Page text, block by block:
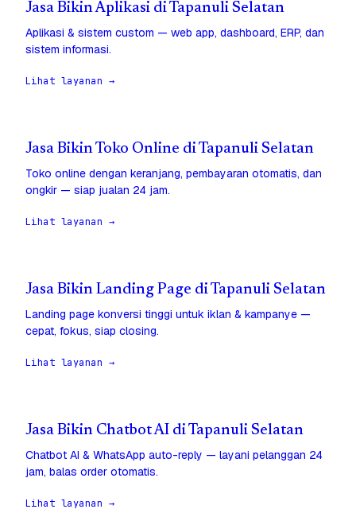
Jasa Bikin Aplikasi di Tapanuli Selatan
Aplikasi & sistem custom — web app, dashboard, ERP, dan
sistem informasi.
Lihat layanan →
Jasa Bikin Toko Online di Tapanuli Selatan
Toko online dengan keranjang, pembayaran otomatis, dan
ongkir — siap jualan 24 jam.
Lihat layanan →
Jasa Bikin Landing Page di Tapanuli Selatan
Landing page konversi tinggi untuk iklan & kampanye —
cepat, fokus, siap closing.
Lihat layanan →
Jasa Bikin Chatbot AI di Tapanuli Selatan
Chatbot AI & WhatsApp auto-reply — layani pelanggan 24
jam, balas order otomatis.
Lihat layanan →